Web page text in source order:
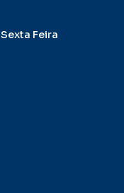
Feira